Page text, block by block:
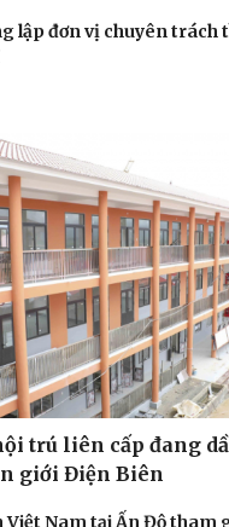
- món ngon
cân
online
Đời
Nhà
Blog
Tình
lập đơn vị chuyên trách
trú liên cấp đang
giới Điện Biên
Việt Nam tại Ấn Độ tham